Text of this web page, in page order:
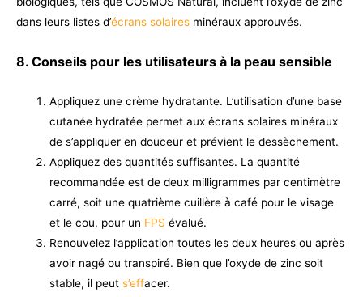
dans leurs listes d’écrans solaires minéraux approuvés.
8. Conseils pour les utilisateurs à la peau sensible
Appliquez une crème hydratante. L’utilisation d’une base
cutanée hydratée permet aux écrans solaires minéraux
de s’appliquer en douceur et prévient le dessèchement.
Appliquez des quantités suffisantes. La quantité
recommandée est de deux milligrammes par centimètre
carré, soit une quatrième cuillère à café pour le visage
et le cou, pour un FPS évalué.
Renouvelez l’application toutes les deux heures ou après
avoir nagé ou transpiré. Bien que l’oxyde de zinc soit
stable, il peuts’effacer.